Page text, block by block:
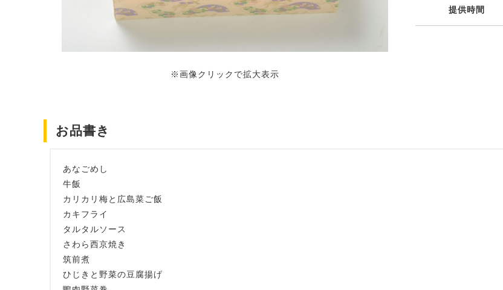
※画像クリックで拡大表示
提供時間
お品書き
あなごめし
牛飯
カリカリ梅と広島菜ご飯
カキフライ
タルタルソース
さわら西京焼き
筑前煮
ひじきと野菜の豆腐揚げ